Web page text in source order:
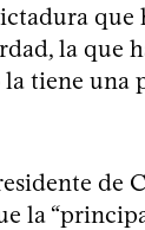
que
la que
tiene una
de
la